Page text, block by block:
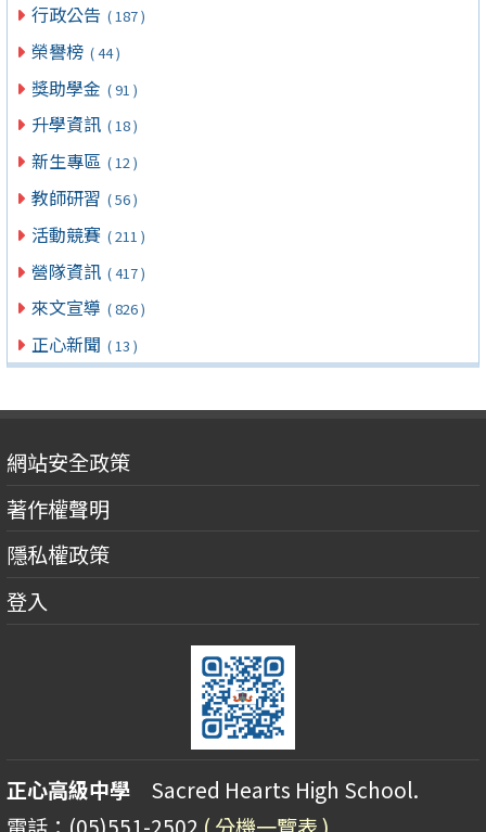
行政公告 ( 187 )
榮譽榜 ( 44 )
獎助學金 ( 91 )
升學資訊 ( 18 )
新生專區 ( 12 )
教師研習 ( 56 )
活動競賽 ( 211 )
營隊資訊 ( 417 )
來文宣導 ( 826 )
正心新聞 ( 13 )
網站安全政策
著作權聲明
隱私權政策
登入
正心高級中學 Sacred Hearts High School.